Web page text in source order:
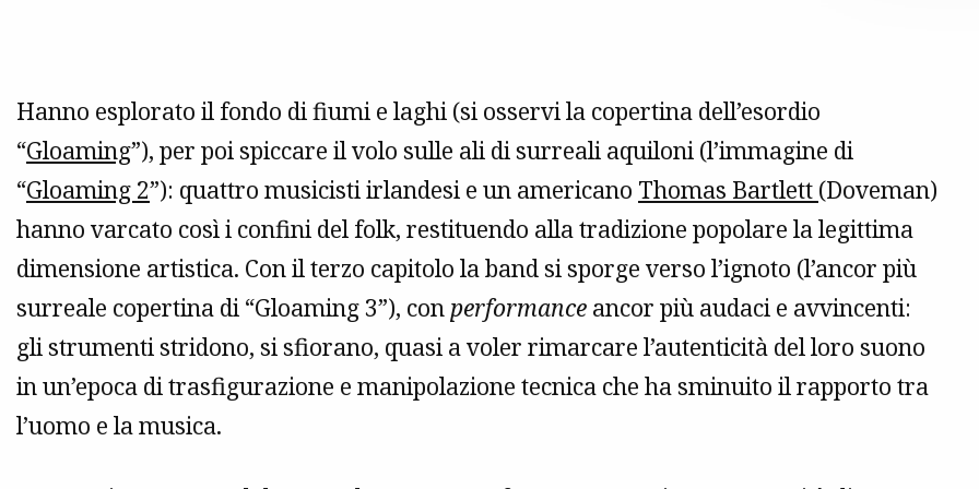
Hanno esplorato il fondo di fiumi e laghi (si osservi la copertina dell’esordio
“Gloaming”), per poi spiccare il volo sulle ali di surreali aquiloni (l’immagine di
“Gloaming 2”): quattro musicisti irlandesi e un americano Thomas Bartlett (Doveman)
hanno varcato così i confini del folk, restituendo alla tradizione popolare la legittima
dimensione artistica. Con il terzo capitolo la band si sporge verso l’ignoto (l’ancor più
surreale copertina di “Gloaming 3”), con performance ancor più audaci e avvincenti:
gli strumenti stridono, si sfiorano, quasi a voler rimarcare l’autenticità del loro suono
in un’epoca di trasfigurazione e manipolazione tecnica che ha sminuito il rapporto tra
l’uomo e la musica.